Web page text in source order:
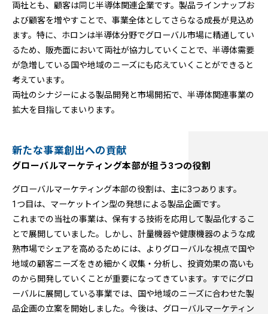
両社とも、顧客は同じ半導体関連企業です。製品ラインナップお
よび顧客を増やすことで、事業全体としてさらなる成長が見込め
ます。特に、ホロンは半導体分野でグローバル市場に精通してい
るため、販売面において両社が協力していくことで、半導体需要
が急増している国や地域のニーズにも応えていくことができると
考えています。
両社のシナジーによる製品開発と市場開拓で、半導体関連事業の
拡大を目指してまいります。
新たな事業創出への貢献
グローバルマーケティング本部が担う3つの役割
グローバルマーケティング本部の役割は、主に3つあります。
1つ目は、マーケットイン型の発想による製品企画です。
これまでの当社の事業は、保有する技術を応用して製品化するこ
とで展開していました。しかし、計量機器や健康機器のような成
熟市場でシェアを高めるためには、よりグローバルな視点で国や
地域の顧客ニーズをきめ細かく収集・分析し、投資効果の高いも
のから開発していくことが重要になってきています。すでにグロ
ーバルに展開している事業では、国や地域のニーズに合わせた製
品企画の立案を開始しました。今後は、グローバルマーケティン